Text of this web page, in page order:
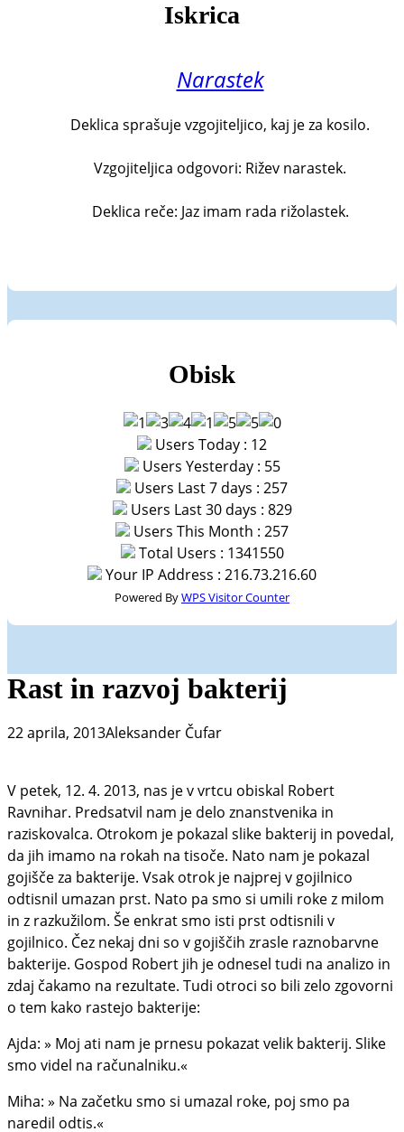
Iskrica
Narastek
Deklica sprašuje vzgojiteljico, kaj je za kosilo.
Vzgojiteljica odgovori: Rižev narastek.
Deklica reče: Jaz imam rada rižolastek.
Obisk
Users Today : 12
Users Yesterday : 55
Users Last 7 days : 257
Users Last 30 days : 829
Users This Month : 257
Total Users : 1341550
Your IP Address : 216.73.216.60
Powered ByWPS Visitor Counter
Rast in razvoj bakterij
22 aprila, 2013Aleksander Čufar
V petek, 12. 4. 2013, nas je v vrtcu obiskal Robert
Ravnihar. Predsatvil nam je delo znanstvenika in
raziskovalca. Otrokom je pokazal slike bakterij in povedal,
da jih imamo na rokah na tisoče. Nato nam je pokazal
gojišče za bakterije. Vsak otrok je najprej v gojilnico
odtisnil umazan prst. Nato pa smo si umili roke z milom
in z razkužilom. Še enkrat smo isti prst odtisnili v
gojilnico. Čez nekaj dni so v gojiščih zrasle raznobarvne
bakterije. Gospod Robert jih je odnesel tudi na analizo in
zdaj čakamo na rezultate. Tudi otroci so bili zelo zgovorni
o tem kako rastejo bakterije:
Ajda: » Moj ati nam je prnesu pokazat velik bakterij. Slike
smo videl na računalniku.«
Miha: » Na začetku smo si umazal roke, poj smo pa
naredil odtis.«